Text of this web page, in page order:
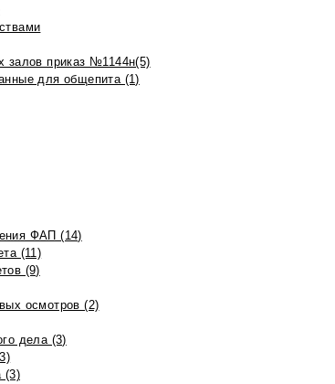
залов приказ №1144н(5)
для общепита (1)
ФАП (14)
(11)
(9)
осмотров (2)
дела (3)
(3)